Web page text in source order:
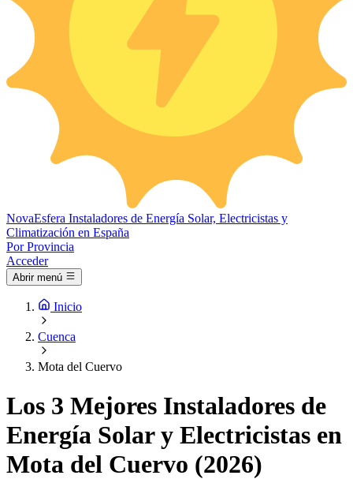
NovaEsfera Instaladores de Energía Solar, Electricistas y
Climatización en España
Por Provincia
Acceder
Abrir menú
Inicio
Cuenca
Mota del Cuervo
Los 3 Mejores Instaladores de
Energía Solar y Electricistas en
Mota del Cuervo (2026)